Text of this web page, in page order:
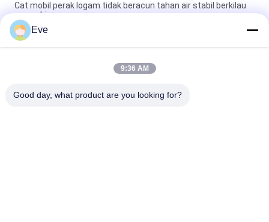
Cat mobil perak logam tidak beracun tahan air stabil berkilau
warna biru
Cat Mobil Oranyeu Merah tahan panas tahan lama Cat
Semprot Logam Tanpa Bau Untuk Mobil
Cat Mobil Perak Logam tahan kelembaban Lapisan dasar Anti
Eve
9:36 AM
Good day, what product are you looking for?